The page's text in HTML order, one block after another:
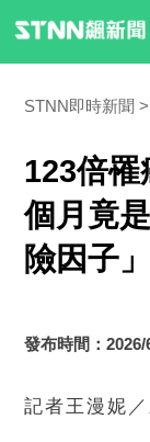
STNN即時新聞
123倍罹
個月竟
險因子
發布時間：2026/
記者王漫妮